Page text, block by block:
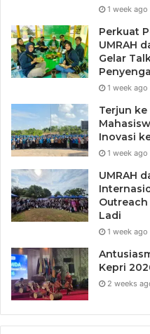
1 week ago
Perkuat
UMRAH
Gelar
1 week ago
Terjun ke
Inovasi
1 week ago
UMRAH
Outreach
Ladi
1 week ago
Kepri
2 weeks